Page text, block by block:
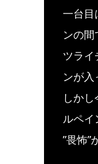
一台目
ンの
ツライ
ンが入
しか
ルペイ
”畏怖”